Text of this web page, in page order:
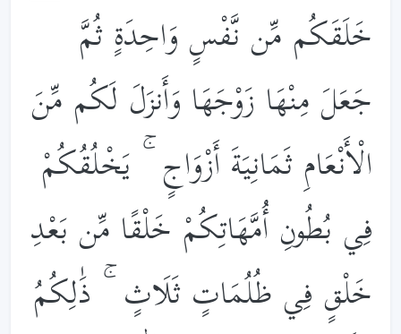
خَلَقَكُم مِّن نَّفْسٍ وَاحِدَةٍ ثُمَّ
جَعَلَ مِنْهَا زَوْجَهَا وَأَنزَلَ لَكُم مِّنَ
الْأَنْعَامِ ثَمَانِيَةَ أَزْوَاجٍ ۚ يَخْلُقُكُمْ
فِي بُطُونِ أُمَّهَاتِكُمْ خَلْقًا مِّن بَعْدِ
خَلْقٍ فِي ظُلُمَاتٍ ثَلَاثٍ ۚ ذَ‌ٰلِكُمُ